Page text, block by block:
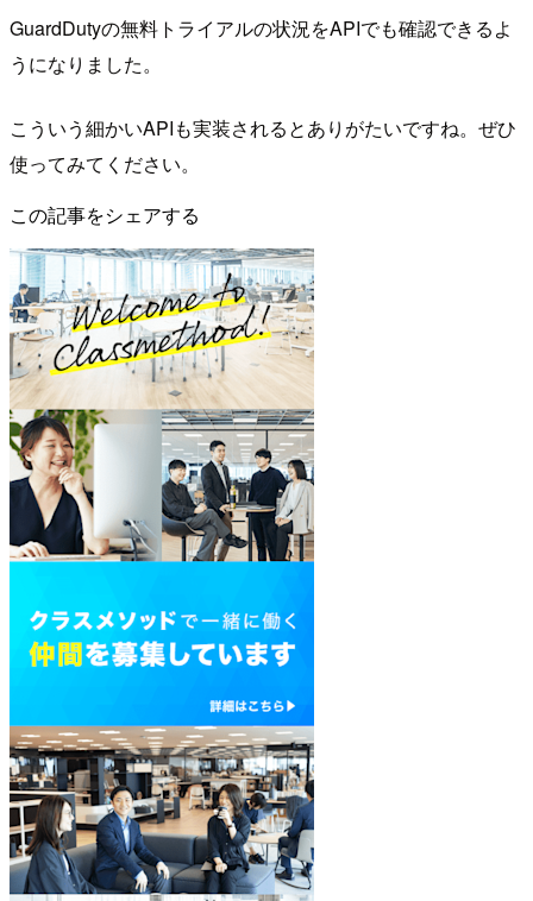
GuardDutyの無料トライアルの状況をAPIでも確認できるよ
うになりました。
こういう細かいAPIも実装されるとありがたいですね。ぜひ
使ってみてください。
この記事をシェアする